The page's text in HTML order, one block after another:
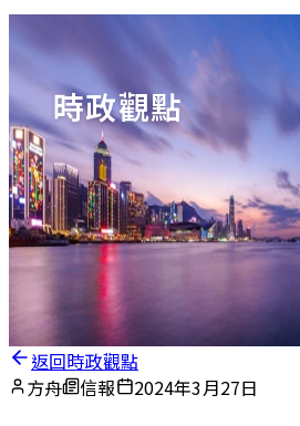
時政觀點
返回時政觀點
方舟
信報 2024年3月27日